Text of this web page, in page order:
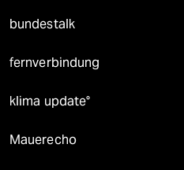
bundestalk
fernverbindung
klima update°
Mauerecho